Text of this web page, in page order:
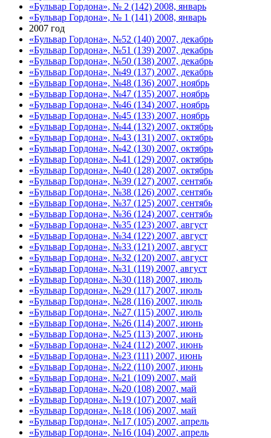
«Бульвар Гордона», № 2 (142) 2008, январь
«Бульвар Гордона», № 1 (141) 2008, январь
2007 год
«Бульвар Гордона», №52 (140) 2007, декабрь
«Бульвар Гордона», №51 (139) 2007, декабрь
«Бульвар Гордона», №50 (138) 2007, декабрь
«Бульвар Гордона», №49 (137) 2007, декабрь
«Бульвар Гордона», №48 (136) 2007, ноябрь
«Бульвар Гордона», №47 (135) 2007, ноябрь
«Бульвар Гордона», №46 (134) 2007, ноябрь
«Бульвар Гордона», №45 (133) 2007, ноябрь
«Бульвар Гордона», №44 (132) 2007, октябрь
«Бульвар Гордона», №43 (131) 2007, октябрь
«Бульвар Гордона», №42 (130) 2007, октябрь
«Бульвар Гордона», №41 (129) 2007, октябрь
«Бульвар Гордона», №40 (128) 2007, октябрь
«Бульвар Гордона», №39 (127) 2007, сентябь
«Бульвар Гордона», №38 (126) 2007, сентябь
«Бульвар Гордона», №37 (125) 2007, сентябь
«Бульвар Гордона», №36 (124) 2007, сентябь
«Бульвар Гордона», №35 (123) 2007, август
«Бульвар Гордона», №34 (122) 2007, август
«Бульвар Гордона», №33 (121) 2007, август
«Бульвар Гордона», №32 (120) 2007, август
«Бульвар Гордона», №31 (119) 2007, август
«Бульвар Гордона», №30 (118) 2007, июль
«Бульвар Гордона», №29 (117) 2007, июль
«Бульвар Гордона», №28 (116) 2007, июль
«Бульвар Гордона», №27 (115) 2007, июль
«Бульвар Гордона», №26 (114) 2007, июнь
«Бульвар Гордона», №25 (113) 2007, июнь
«Бульвар Гордона», №24 (112) 2007, июнь
«Бульвар Гордона», №23 (111) 2007, июнь
«Бульвар Гордона», №22 (110) 2007, июнь
«Бульвар Гордона», №21 (109) 2007, май
«Бульвар Гордона», №20 (108) 2007, май
«Бульвар Гордона», №19 (107) 2007, май
«Бульвар Гордона», №18 (106) 2007, май
«Бульвар Гордона», №17 (105) 2007, апрель
«Бульвар Гордона», №16 (104) 2007, апрель